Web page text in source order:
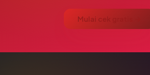
Mulai cek gratis →